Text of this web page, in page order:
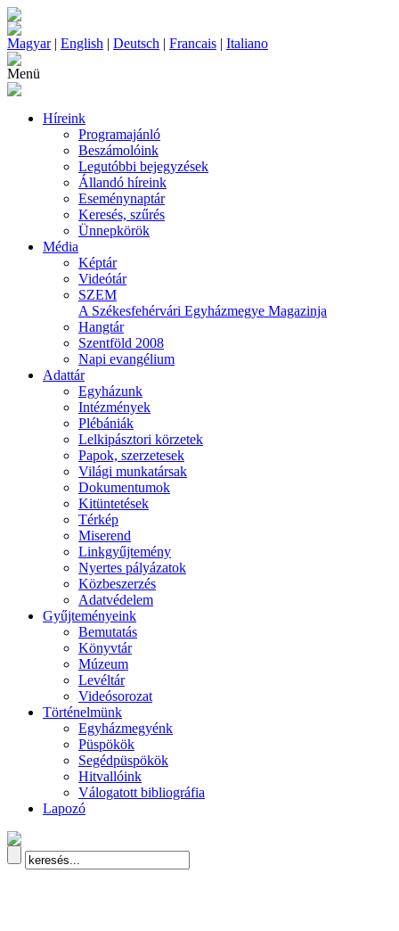
Magyar| English | Deutsch | Francais | Italiano
Menü
Híreink
Programajánló
Beszámolóink
Legutóbbi bejegyzések
Állandó híreink
Eseménynaptár
Keresés, szűrés
Ünnepkörök
Média
Képtár
Videótár
SZEM
A Székesfehérvári Egyházmegye Magazinja
Hangtár
Szentföld 2008
Napi evangélium
Adattár
Egyházunk
Intézmények
Plébániák
Lelkipásztori körzetek
Papok, szerzetesek
Világi munkatársak
Dokumentumok
Kitüntetések
Térkép
Miserend
Linkgyűjtemény
Nyertes pályázatok
Közbeszerzés
Adatvédelem
Gyűjteményeink
Bemutatás
Könyvtár
Múzeum
Levéltár
Videósorozat
Történelmünk
Egyházmegyénk
Püspökök
Segédpüspökök
Hitvallóink
Válogatott bibliográfia
Lapozó